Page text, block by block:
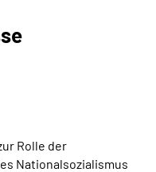
Rolle der
Nationalsozialismus